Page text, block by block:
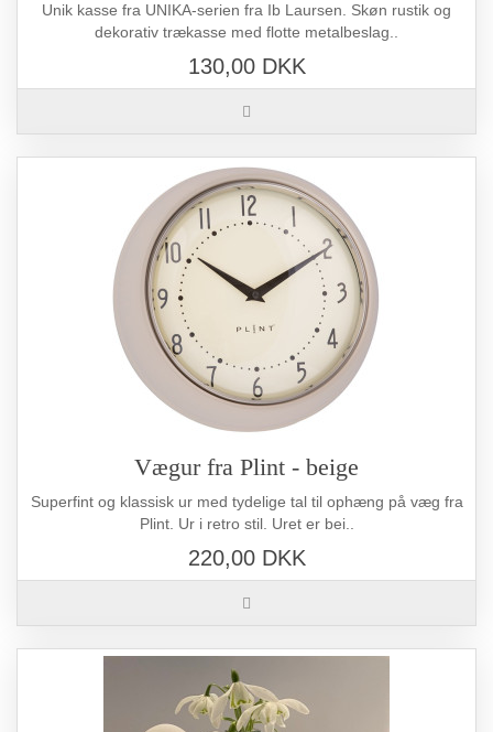
Unik kasse fra UNIKA-serien fra Ib Laursen. Skøn rustik og
dekorativ trækasse med flotte metalbeslag..
130,00 DKK
Vægur fra Plint - beige
Superfint og klassisk ur med tydelige tal til ophæng på væg fra
Plint. Ur i retro stil. Uret er bei..
220,00 DKK